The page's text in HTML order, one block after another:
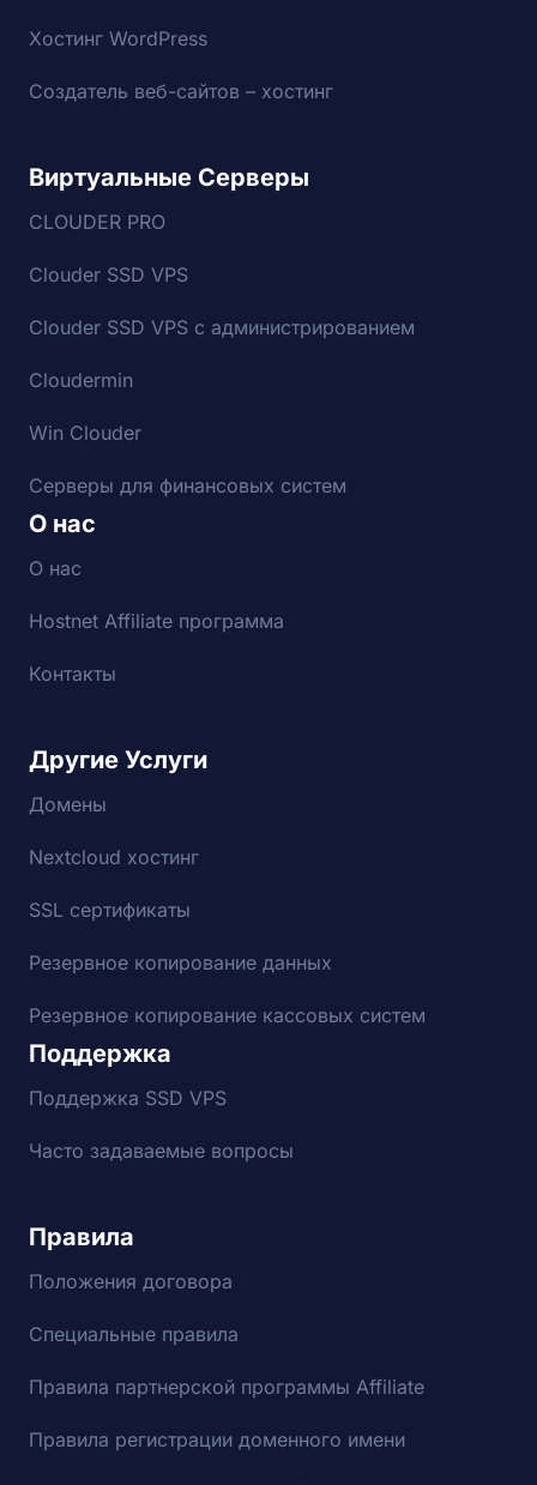
Хостинг WordPress
Создатель веб-сайтов – хостинг
Виртуальные Серверы
CLOUDER PRO
Clouder SSD VPS
Clouder SSD VPS с администрированием
Cloudermin
Win Clouder
Серверы для финансовых систем
О нас
О нас
Hostnet Affiliate программа
Контакты
Другие Услуги
Домены
Nextcloud хостинг
SSL сертификаты
Резервное копирование данных
Резервное копирование кассовых систем
Поддержка
Поддержка SSD VPS
Часто задаваемые вопросы
Правила
Положения договора
Специальные правила
Правила партнерской программы Affiliate
Правила регистрации доменного имени